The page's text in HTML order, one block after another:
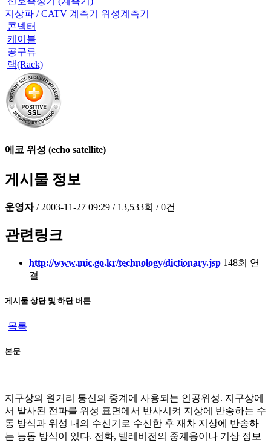
지상파 / CATV 계측기
위성계측기
콘넥터
케이블
공구류
랙(Rack)
에코 위성 (echo satellite)
게시물 정보
운영자 / 2003-11-27 09:29 / 13,533회 / 0건
관련링크
http://www.mic.go.kr/technology/dictionary.jsp 148회 연
결
게시물 상단 및 하단 버튼
목록
본문
지구상의 원거리 통신의 중계에 사용되는 인공위성. 지구상에
서 발사된 전파를 위성 표면에서 반사시켜 지상에 반송하는 수
동 방식과 위성 내의 수신기로 수신한 후 재차 지상에 반송하
는 능동 방식이 있다. 전화, 텔레비전의 중계용이나 기상 정보